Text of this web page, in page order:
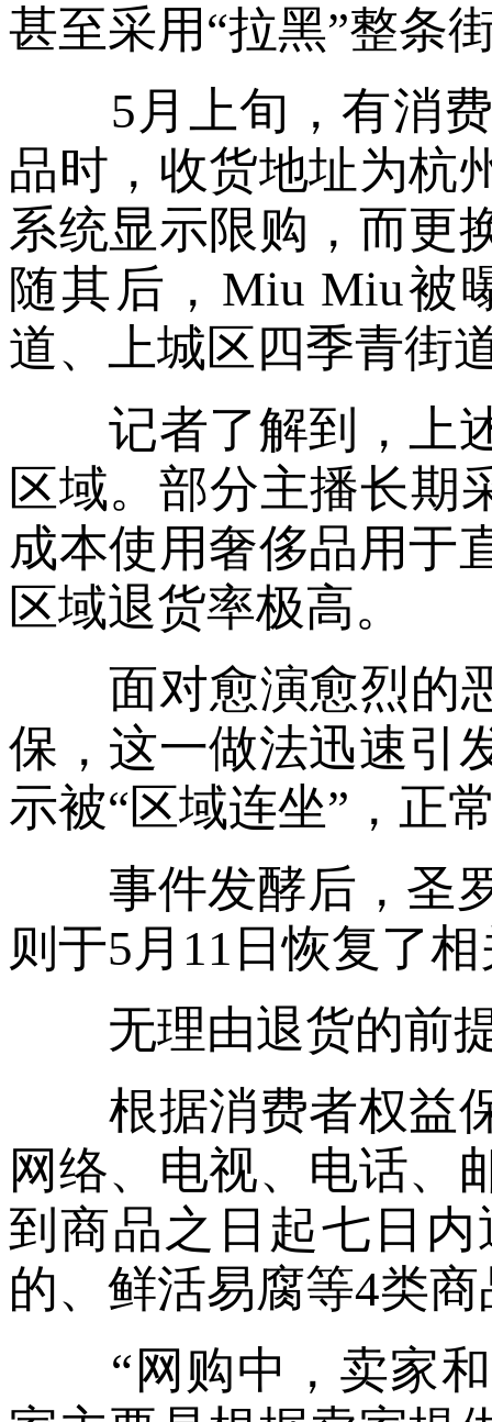
甚至采用“拉黑”整条
5月上旬，有消费
品时，收货地址为杭
系统显示限购，而更
随其后，Miu Miu被
道、上城区四季青街
记者了解到，上述
区域。部分主播长
成本使用奢侈品用于
区域退货率极高。
面对愈演愈烈的恶
保，这一做法迅速引
示被“区域连坐”，正
事件发酵后，圣罗
则于5月11日恢复了
无理由退货的前
根据消费者权益保
网络、电视、电话、
到商品之日起七日
的、鲜活易腐等4类
“网购中，卖家和